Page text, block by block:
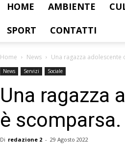
HOME AMBIENTE
SPORT
CONTATTI
Home News Una ragazza
News Servizi Sociale
Una ragazza
è scomparsa.
Di redazione 2 - 29 Agosto 2022